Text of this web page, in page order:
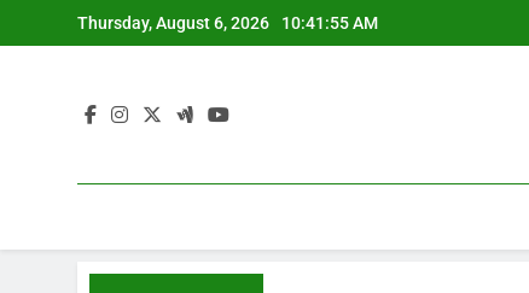
to
Thursday, August 6, 2026 10:41:56 AM